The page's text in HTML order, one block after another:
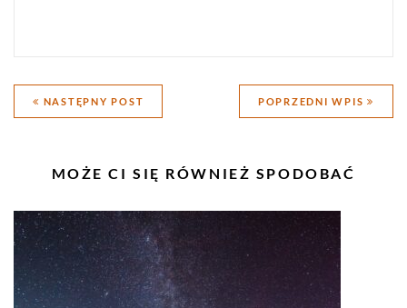
Nawigacja
wpisu
POPRZEDNI WPIS
NASTĘPNY POST
PODOBNE
MOŻE CI SIĘ RÓWNIEŻ SPODOBAĆ